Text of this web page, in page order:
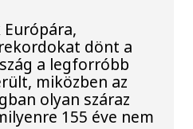
dönt a
a legforróbb
miközben az
olyan száraz
155 éve nem